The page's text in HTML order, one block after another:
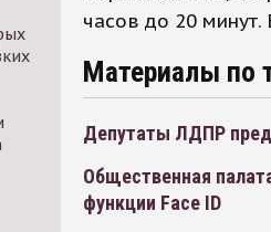
часов до 20 минут.
Материалы по
Депутаты ЛДПР
Общественная
функции Face ID